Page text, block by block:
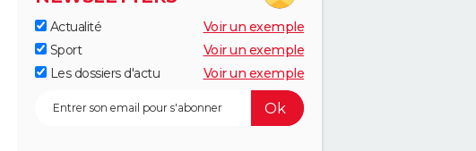
Actualité
Voir un exemple
Sport
Voir un exemple
Les dossiers d'actu
Voir un exemple